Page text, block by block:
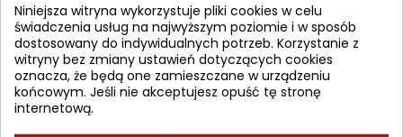
Niniejsza witryna wykorzystuje pliki cookies w celu
świadczenia usług na najwyższym poziomie i w sposób
dostosowany do indywidualnych potrzeb. Korzystanie z
witryny bez zmiany ustawień dotyczących cookies
oznacza, że będą one zamieszczane w urządzeniu
końcowym. Jeśli nie akceptujesz opuść tę stronę
internetową.